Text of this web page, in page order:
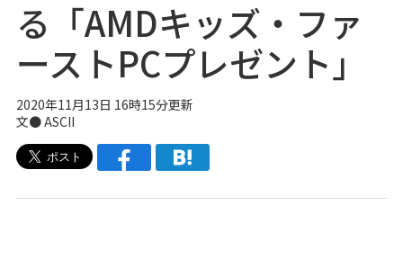
る「AMDキッズ・ファ
ーストPCプレゼント」
2020年11月13日 16時15分更新
文● ASCII